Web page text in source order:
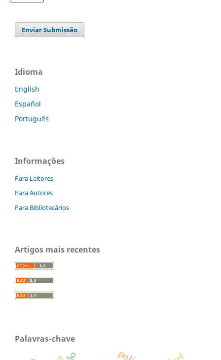
Enviar Submissão
Idioma
English
Español
Português
Informações
Para Leitores
Para Autores
Para Bibliotecários
Artigos mais recentes
Palavras-chave